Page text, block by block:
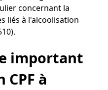
concernant la
liés à l'alcoolisation
important
à